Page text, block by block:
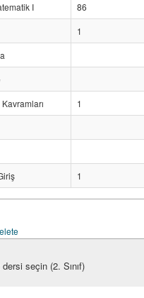
I
86
1
1
1
seçin (2. Sınıf)